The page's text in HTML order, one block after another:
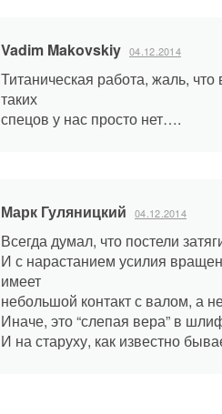
Vadim Makovskiy 04.12.2014
Титаническая работа, жаль,
таких
спецов у нас просто нет….
Марк Гуляницкий 04.12.2014
Всегда думал, что постели
И с нарастанием усилия
имеет
небольшой контакт с валом, а
Иначе, это “слепая вера” в
И на старуху, как известно